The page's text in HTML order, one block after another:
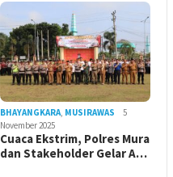
BHAYANGKARA, MUSIRAWAS
5
November 2025
Cuaca Ekstrim, Polres Mura
dan Stakeholder Gelar A…